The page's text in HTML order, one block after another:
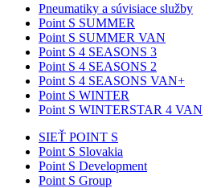
Pneumatiky a súvisiace služby
Point S SUMMER
Point S SUMMER VAN
Point S 4 SEASONS 3
Point S 4 SEASONS 2
Point S 4 SEASONS VAN+
Point S WINTER
Point S WINTERSTAR 4 VAN
SIEŤ POINT S
Point S Slovakia
Point S Development
Point S Group